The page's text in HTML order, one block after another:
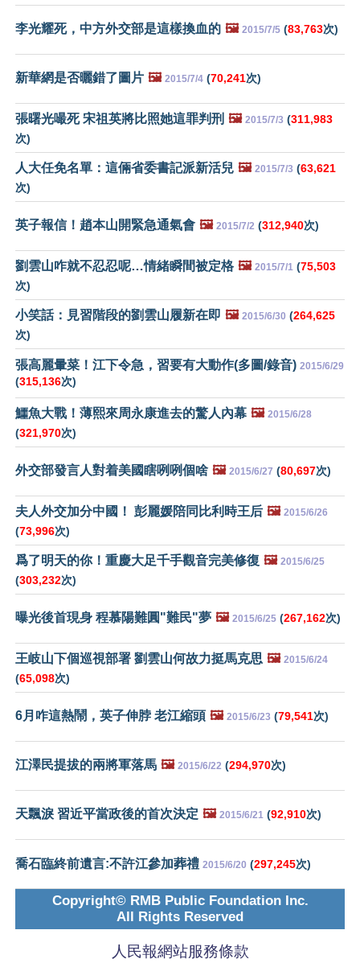
李光耀死，中方外交部是這樣換血的 🖼️ 2015/7/5 (83,763次)
新華網是否曬錯了圖片 🖼️ 2015/7/4 (70,241次)
張曙光嘬死 宋祖英將比照她這罪判刑 🖼️ 2015/7/3 (311,983
次)
人大任免名單：這倆省委書記派新活兒 🖼️ 2015/7/3 (63,621
次)
英子報信！趙本山開緊急通氣會 🖼️ 2015/7/2 (312,940次)
劉雲山咋就不忍忍呢…情緒瞬間被定格 🖼️ 2015/7/1 (75,503
次)
小笑話：見習階段的劉雲山履新在即 🖼️ 2015/6/30 (264,625
次)
張高麗暈菜！江下令急，習要有大動作(多圖/錄音) 2015/6/29
(315,136次)
鱷魚大戰！薄熙來周永康進去的驚人內幕 🖼️ 2015/6/28
(321,970次)
外交部發言人對着美國瞎咧咧個啥 🖼️ 2015/6/27 (80,697次)
夫人外交加分中國！ 彭麗媛陪同比利時王后 🖼️ 2015/6/26
(73,996次)
爲了明天的你！重慶大足千手觀音完美修復 🖼️ 2015/6/25
(303,232次)
曝光後首現身 程慕陽難圓"難民"夢 🖼️ 2015/6/25 (267,162次)
王岐山下個巡視部署 劉雲山何故力挺馬克思 🖼️ 2015/6/24
(65,098次)
6月咋這熱鬧，英子伸脖 老江縮頭 🖼️ 2015/6/23 (79,541次)
江澤民提拔的兩將軍落馬 🖼️ 2015/6/22 (294,970次)
天飄淚 習近平當政後的首次決定 🖼️ 2015/6/21 (92,910次)
喬石臨終前遺言:不許江參加葬禮 2015/6/20 (297,245次)
Copyright© RMB Public Foundation Inc.
All Rights Reserved
人民報網站服務條款